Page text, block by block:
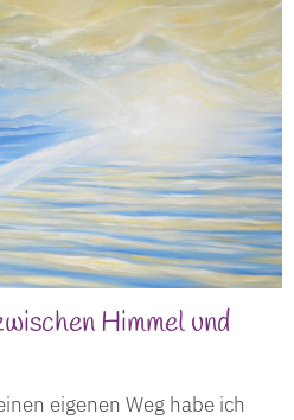
Himmel und
eigenen Weg habe ich